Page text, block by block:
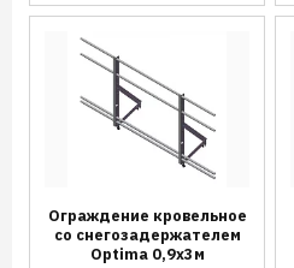
Ограждение кровельное
со снегозадержателем
Optima 0,9х3м